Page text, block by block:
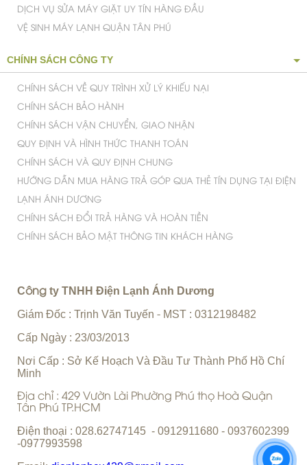
DỊCH VỤ SỬA MÁY GIẶT UY TÍN HÀNG ĐẦU
VỆ SINH MÁY LẠNH QUẬN TÂN PHÚ
CHÍNH SÁCH CÔNG TY
CHÍNH SÁCH VỀ QUY TRÌNH XỬ LÝ KHIẾU NẠI
CHÍNH SÁCH BẢO HÀNH
CHÍNH SÁCH VẬN CHUYỂN, GIAO NHẬN
QUY ĐỊNH VÀ HÌNH THỨC THANH TOÁN
CHÍNH SÁCH VÀ QUY ĐỊNH CHUNG
HƯỚNG DẪN MUA HÀNG TRẢ GÓP QUA THẺ TÍN DỤNG TẠI ĐIỆN
LẠNH ÁNH DƯƠNG
CHÍNH SÁCH ĐỔI TRẢ HÀNG VÀ HOÀN TIỀN
CHÍNH SÁCH BẢO MẬT THÔNG TIN KHÁCH HÀNG
Công ty TNHH Điện Lạnh Ánh Dương
Giám Đốc : Trịnh Văn Tuyến - MST : 0312198482
Cấp Ngày : 23/03/2013
Nơi Cấp : Sở Kế Hoạch Và Đầu Tư Thành Phố Hồ Chí
Minh
Địa chỉ : 429 Vườn Lài Phường Phú thọ Hoà Quận
Tân Phú TP.HCM
Điện thoại : 028.62747145 - 0912911680 - 0937602399
-0977993598